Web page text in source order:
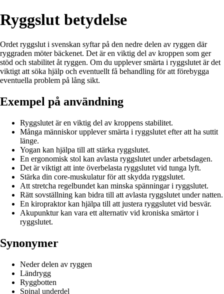
Ryggslut betydelse
Ordet ryggslut i svenskan syftar på den nedre delen av ryggen där
ryggraden möter bäckenet. Det är en viktig del av kroppen som ger
stöd och stabilitet åt ryggen. Om du upplever smärta i ryggslutet är det
viktigt att söka hjälp och eventuellt få behandling för att förebygga
eventuella problem på lång sikt.
Exempel på användning
Ryggslutet är en viktig del av kroppens stabilitet.
Många människor upplever smärta i ryggslutet efter att ha suttit
länge.
Yogan kan hjälpa till att stärka ryggslutet.
En ergonomisk stol kan avlasta ryggslutet under arbetsdagen.
Det är viktigt att inte överbelasta ryggslutet vid tunga lyft.
Stärka din core-muskulatur för att skydda ryggslutet.
Att stretcha regelbundet kan minska spänningar i ryggslutet.
Rätt sovställning kan bidra till att avlasta ryggslutet under natten.
En kiropraktor kan hjälpa till att justera ryggslutet vid besvär.
Akupunktur kan vara ett alternativ vid kroniska smärtor i
ryggslutet.
Synonymer
Neder delen av ryggen
Ländrygg
Ryggbotten
Spinal underdel